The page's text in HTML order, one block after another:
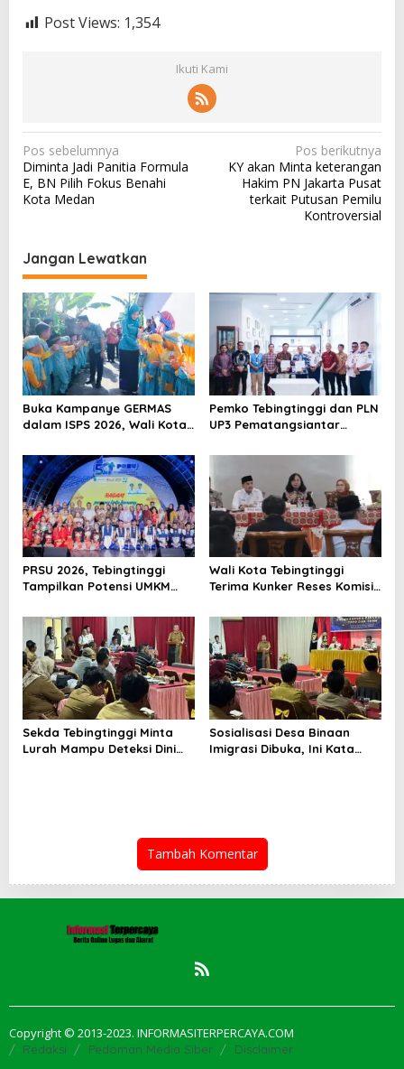
Post Views: 1,354
Ikuti Kami
N
a
v
g
a
s
i
p
o
s
Pos sebelumnya
Diminta Jadi Panitia Formula
E, BN Pilih Fokus Benahi
Kota Medan
Pos berikutnya
KY akan Minta keterangan
Hakim PN Jakarta Pusat
terkait Putusan Pemilu
Kontroversial
Jangan Lewatkan
Buka Kampanye GERMAS
dalam ISPS 2026, Wali Kota
Penurunan Stunting
Pemko Tebingtinggi dan PLN
UP3 Pematangsiantar
Energi
PRSU 2026, Tebingtinggi
Tampilkan Potensi UMKM
Wali Kota Tebingtinggi
Terima Kunker Reses Komisi
Pusat-Daerah untuk SDM
Unggul
Sekda Tebingtinggi Minta
Lurah Mampu Deteksi Dini
Sosialisasi Desa Binaan
Imigrasi Dibuka, Ini Kata
Tambah Komentar
Copyright © 2013-2023. INFORMASITERPERCAYA.COM
Redaksi Pedoman Media Siber Disclaimer